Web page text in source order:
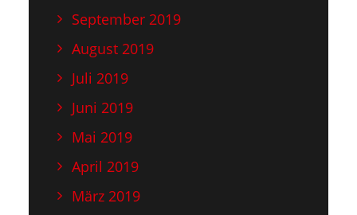
September 2019
August 2019
Juli 2019
Juni 2019
Mai 2019
April 2019
März 2019